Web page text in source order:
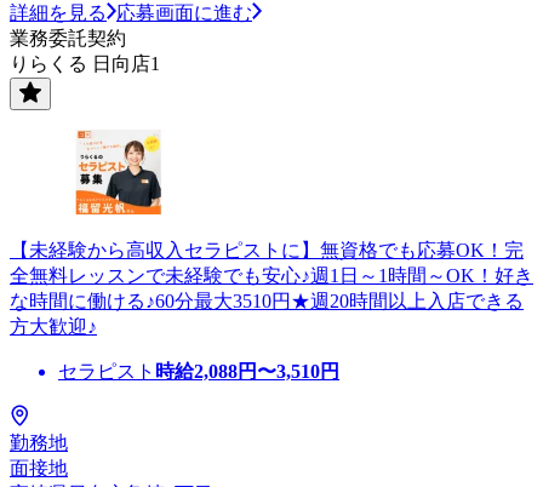
詳細を見る
応募画面に進む
業務委託契約
りらくる 日向店1
【未経験から高収入セラピストに】無資格でも応募OK！完
全無料レッスンで未経験でも安心♪週1日～1時間～OK！好き
な時間に働ける♪60分最大3510円★週20時間以上入店できる
方大歓迎♪
セラピスト 時給2,088円〜3,510円
勤務地
面接地